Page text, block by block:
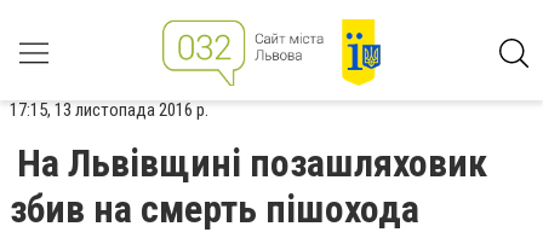
17:15, 13 листопада 2016 р.
На Львівщині позашляховик
збив на смерть пішохода